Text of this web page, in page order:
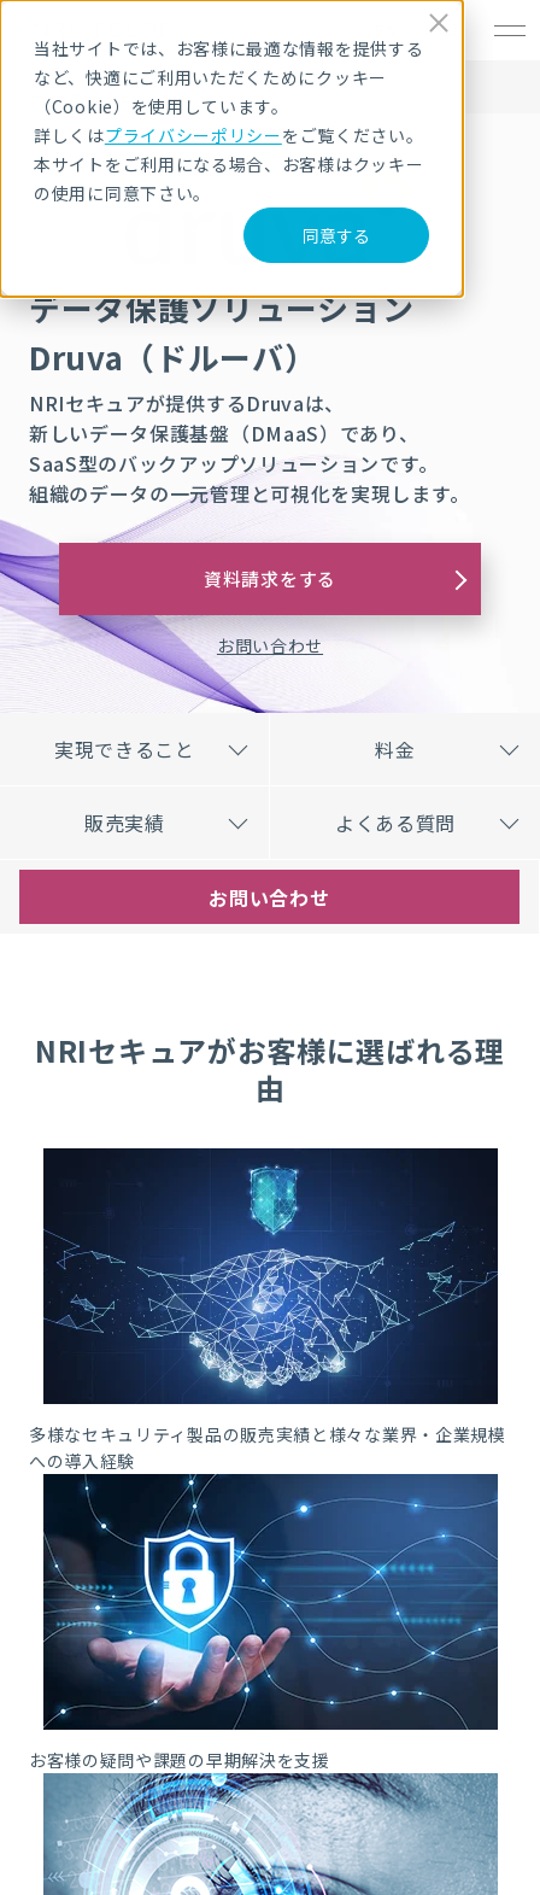
当社サイトでは、お客様に最適な情報を提供する
など、快適にご利用いただくためにクッキー
（Cookie）を使用しています。
詳しくはプライバシーポリシーをご覧ください。
本サイトをご利用になる場合、お客様はクッキー
の使用に同意下さい。
同意する
HOME サービス・製品
セキュリティ製品・ソリューション
データ保護ソリューション Druva
データ保護ソリューション
Druva（ドルーバ）
NRIセキュアが提供するDruvaは、
新しいデータ保護基盤（DMaaS）であり、
SaaS型のバックアップソリューションです。
組織のデータの一元管理と可視化を実現します。
資料請求をする
お問い合わせ
実現できること 料金
販売実績 よくある質問
お問い合わせ
NRIセキュアがお客様に選ばれる理
由
多様なセキュリティ製品の販売実績と様々な業界・企業規模
への導入経験
お客様の疑問や課題の早期解決を支援